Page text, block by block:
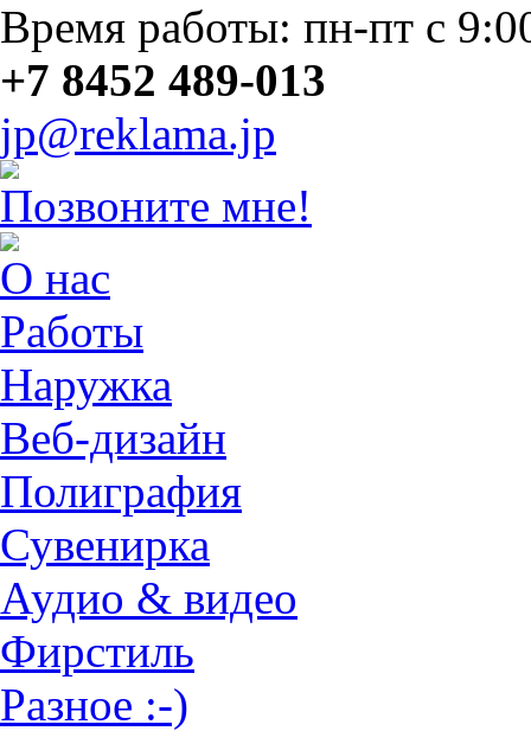
Время работы: пн-пт с
+7 8452 489-013
jp@reklama.jp
Позвоните мне!
О нас
Работы
Наружка
Веб-дизайн
Полиграфия
Сувенирка
Аудио & видео
Фирстиль
Разное :-)